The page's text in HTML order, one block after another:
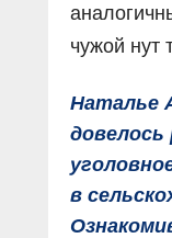
чужой нут
Наталье
довелось
в